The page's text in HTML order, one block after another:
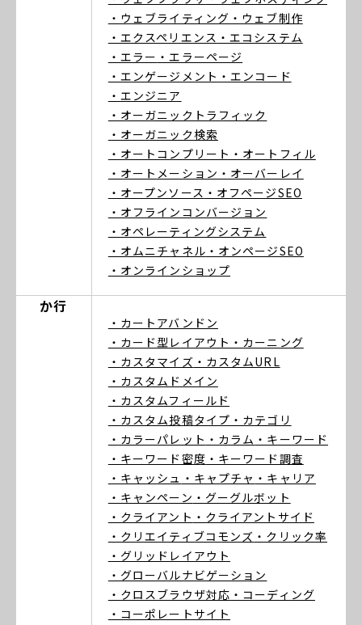
・ウェブライティング ・ウェブ制作
・エクスペリエンス ・エコシステム
・エラー ・エラーページ
・エンゲージメント ・エンコード
・エンジニア
・オーガニックトラフィック
・オーガニック検索
・オートコンプリート ・オートフィル
・オートメーション ・オーバーレイ
・オープンソース ・オフページSEO
・オフラインコンバージョン
・オペレーティングシステム
・オムニチャネル ・オンページSEO
・オンラインショップ
か行
・カートアバンドン
・カード型レイアウト ・カーニング
・カスタマイズ ・カスタムURL
・カスタムドメイン
・カスタムフィールド
・カスタム投稿タイプ ・カテゴリ
・カラーパレット ・カラム ・キーワード
・キーワード密度 ・キーワード調査
・キャッシュ ・キャプチャ ・キャリア
・キャンペーン ・グーグルボット
・クライアント ・クライアントサイド
・クリエイティブコモンズ ・クリック率
・グリッドレイアウト
・グローバルナビゲーション
・クロスブラウザ対応 ・コーディング
・コーポレートサイト